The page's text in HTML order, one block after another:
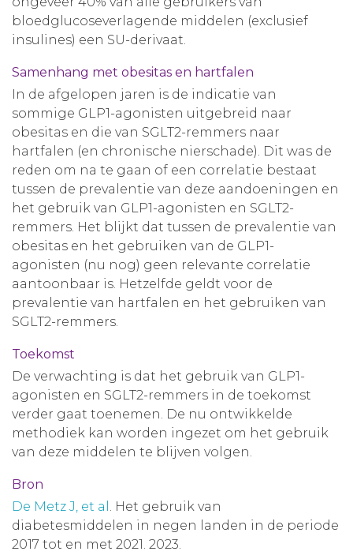
bloedglucoseverlagende middelen (exclusief
insulines) een SU-derivaat.
Samenhang met obesitas en hartfalen
In de afgelopen jaren is de indicatie van
sommige GLP1-agonisten uitgebreid naar
obesitas en die van SGLT2-remmers naar
hartfalen (en chronische nierschade). Dit was de
reden om na te gaan of een correlatie bestaat
tussen de prevalentie van deze aandoeningen en
het gebruik van GLP1-agonisten en SGLT2-
remmers. Het blijkt dat tussen de prevalentie van
obesitas en het gebruiken van de GLP1-
agonisten (nu nog) geen relevante correlatie
aantoonbaar is. Hetzelfde geldt voor de
prevalentie van hartfalen en het gebruiken van
SGLT2-remmers.
Toekomst
De verwachting is dat het gebruik van GLP1-
agonisten en SGLT2-remmers in de toekomst
verder gaat toenemen. De nu ontwikkelde
methodiek kan worden ingezet om het gebruik
van deze middelen te blijven volgen.
Bron
De Metz J, et al . Het gebruik van
diabetesmiddelen in negen landen in de periode
2017 tot en met 2021. 2023.